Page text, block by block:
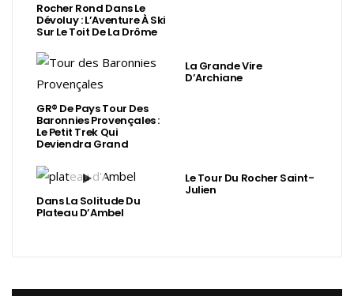
Rocher Rond Dans Le
Dévoluy : L’Aventure À Ski
Sur Le Toit De La Drôme
GR® De Pays Tour Des
Baronnies Provençales :
Le Petit Trek Qui
Deviendra Grand
La Grande Vire
D’Archiane
Dans La Solitude Du
Plateau D’Ambel
Le Tour Du Rocher Saint-
Julien